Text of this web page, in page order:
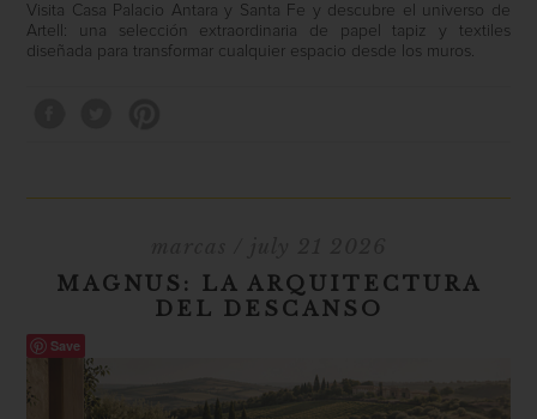
Visita Casa Palacio Antara y Santa Fe y descubre el universo de
Artell: una selección extraordinaria de papel tapiz y textiles
diseñada para transformar cualquier espacio desde los muros.
MAGNUS: LA ARQUITECTURA
DEL DESCANSO
Save